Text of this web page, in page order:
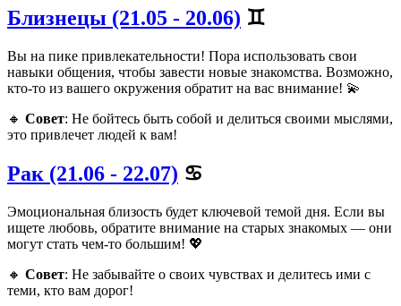
Близнецы (21.05 - 20.06) ♊️
Вы на пике привлекательности! Пора использовать свои
навыки общения, чтобы завести новые знакомства. Возможно,
кто-то из вашего окружения обратит на вас внимание! 💫
🔸 Совет: Не бойтесь быть собой и делиться своими мыслями,
это привлечет людей к вам!
Рак (21.06 - 22.07) ♋️
Эмоциональная близость будет ключевой темой дня. Если вы
ищете любовь, обратите внимание на старых знакомых — они
могут стать чем-то большим! 💖
🔸 Совет: Не забывайте о своих чувствах и делитесь ими с
теми, кто вам дорог!